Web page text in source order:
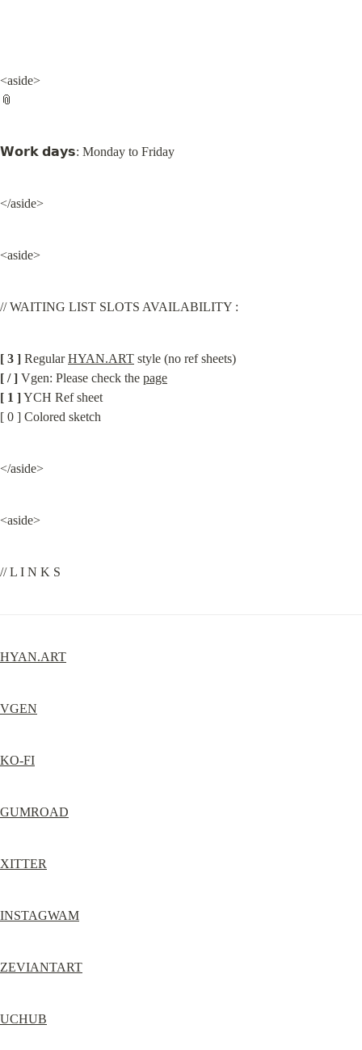
<aside>
📎
𝗪𝗼𝗿𝗸 𝗱𝗮𝘆𝘀: Monday to Friday
</aside>
<aside>
// WAITING LIST SLOTS AVAILABILITY :
[ 3 ] Regular HYAN.ART
[ / ] Vgen: Please check the page
[ 1 ] YCH Ref sheet
[ 0 ] Colored sketch
</aside>
<aside>
// L I N K S
HYAN.ART
VGEN
KO-FI
GUMROAD
XITTER
INSTAGWAM
ZEVIANTART
UCHUB